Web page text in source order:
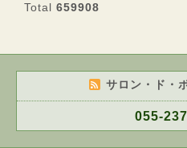
Total 659908
サロン・ド
055-